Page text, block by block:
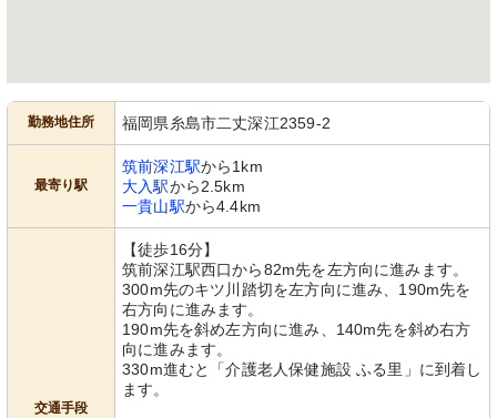
勤務地住所 福岡県糸島市二丈深江2359-2
最寄り駅
筑前深江駅から1km
大入駅から2.5km
一貴山駅から4.4km
交通手段
【徒歩16分】
筑前深江駅西口から82m先を左方向に進みます。
300m先のキツ川踏切を左方向に進み、190m先を
右方向に進みます。
190m先を斜め左方向に進み、140m先を斜め右方
向に進みます。
330m進むと「介護老人保健施設 ふる里」に到着し
ます。